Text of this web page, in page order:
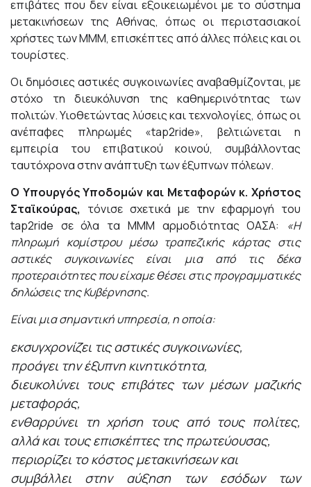
επιβάτες που δεν είναι εξοικειωμένοι με το σύστημα
μετακινήσεων της Αθήνας, όπως οι περιστασιακοί
χρήστες των ΜΜΜ, επισκέπτες από άλλες πόλεις και οι
τουρίστες.
Οι δημόσιες αστικές συγκοινωνίες αναβαθμίζονται, με
στόχο τη διευκόλυνση της καθημερινότητας των
πολιτών. Υιοθετώντας λύσεις και τεχνολογίες, όπως οι
ανέπαφες πληρωμές «tap2ride», βελτιώνεται η
εμπειρία του επιβατικού κοινού, συμβάλλοντας
ταυτόχρονα στην ανάπτυξη των έξυπνων πόλεων.
Ο Υπουργός Υποδομών και Μεταφορών κ. Χρήστος
Σταϊκούρας, τόνισε σχετικά με την εφαρμογή του
tap2ride σε όλα τα ΜΜΜ αρμοδιότητας ΟΑΣΑ: «Η
πληρωμή κομίστρου μέσω τραπεζικής κάρτας στις
αστικές συγκοινωνίες είναι μια από τις δέκα
προτεραιότητες που είχαμε θέσει στις προγραμματικές
δηλώσεις της Κυβέρνησης.
Είναι μια σημαντική υπηρεσία, η οποία:
εκσυγχρονίζει τις αστικές συγκοινωνίες,
προάγει την έξυπνη κινητικότητα,
διευκολύνει τους επιβάτες των μέσων μαζικής
μεταφοράς,
ενθαρρύνει τη χρήση τους από τους πολίτες,
αλλά και τους επισκέπτες της πρωτεύουσας,
περιορίζει το κόστος μετακινήσεων και
συμβάλλει στην αύξηση των εσόδων των